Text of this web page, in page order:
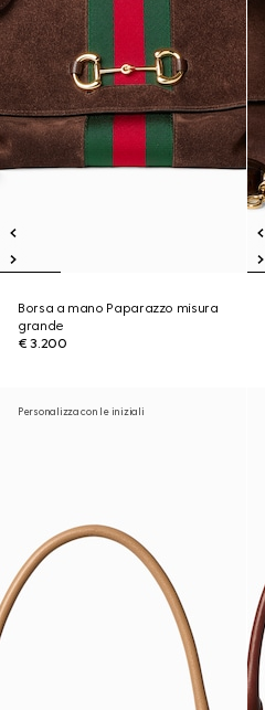
Borsa a mano Paparazzo misura
grande
€ 3.200
Personalizza con le iniziali